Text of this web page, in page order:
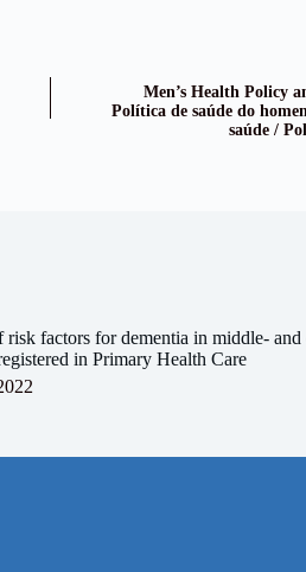
Men’s Health Policy
Política de saúde do
saúde /
risk factors for dementia in middle- and
in Primary Health Care